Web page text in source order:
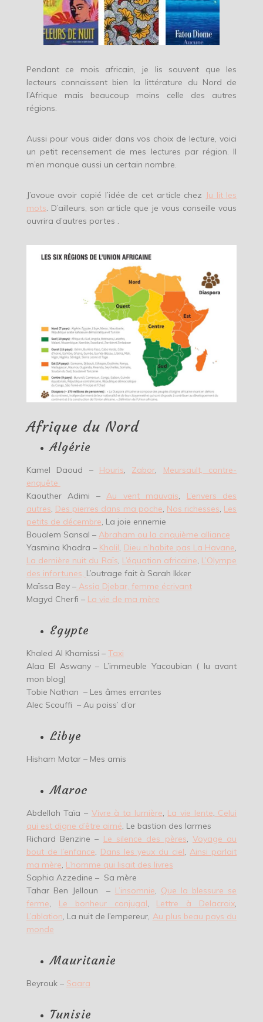
Pendant ce mois africain, je lis souvent que les
lecteurs connaissent bien la littérature du Nord de
l’Afrique mais beaucoup moins celle des autres
régions.
Aussi pour vous aider dans vos choix de lecture, voici
un petit recensement de mes lectures par région. Il
m’en manque aussi un certain nombre.
J’avoue avoir copié l’idée de cet article chez Ju lit les
mots. D’ailleurs, son article que je vous conseille vous
ouvrira d’autres portes .
Afrique du Nord
Algérie
Kamel Daoud – Houris Zabor
Meursault, contre-
enquête
Kaouther Adimi – Au vent mauvais
L’envers des
autres Des pierres dans ma poche Nos richesses Les
petits de décembre , La joie ennemie
Boualem Sansal – Abraham ou la cinquième alliance
Yasmina Khadra – Khalil Dieu n’habite pas La Havane
La dernière nuit du Raïs L’équation africaine L’Olympe
des infortunes, L’outrage fait à Sarah Ikker
Maïssa Bey –Assia Djebar, femme écrivant
Magyd Cherfi – La vie de ma mère
Egypte
Khaled Al Khamissi – Taxi
Alaa El Aswany – L’immeuble Yacoubian ( lu avant
mon blog)
Tobie Nathan – Les âmes errantes
Alec Scouffi – Au poiss’ d’or
Libye
Hisham Matar – Mes amis
Maroc
Abdellah Taïa – Vivre à ta lumière La vie lente Celui
qui est digne d’être aimé , Le bastion des larmes
Richard Benzine – Le silence des pères
Voyage au
bout de l’enfance
Dans les yeux du ciel
Ainsi parlait
ma mère L’homme qui lisait des livres
Saphia Azzedine – Sa mère
Tahar Ben Jelloun – L’insomnie
Que la blessure se
ferme
Le bonheur conjugal Lettre à Delacroix
L’ablation , La nuit de l’empereur, Au plus beau pays du
monde
Mauritanie
Beyrouk – Saara
Tunisie